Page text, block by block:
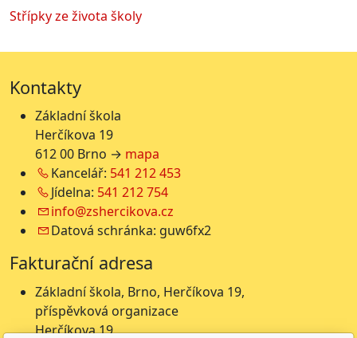
Střípky ze života školy
Kontakty
Základní škola
Herčíkova 19
612 00 Brno → mapa
Kancelář: 541 212 453
Jídelna: 541 212 754
info@zshercikova.cz
Datová schránka: guw6fx2
Fakturační adresa
Základní škola, Brno, Herčíkova 19,
příspěvková organizace
Herčíkova 19